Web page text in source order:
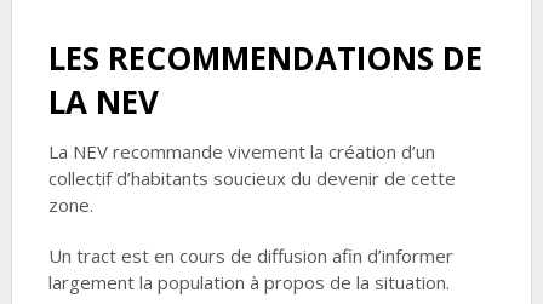
LES RECOMMENDATIONS DE
LA NEV
La NEV recommande vivement la création d’un
collectif d’habitants soucieux du devenir de cette
zone.
Un tract est en cours de diffusion afin d’informer
largement la population à propos de la situation.